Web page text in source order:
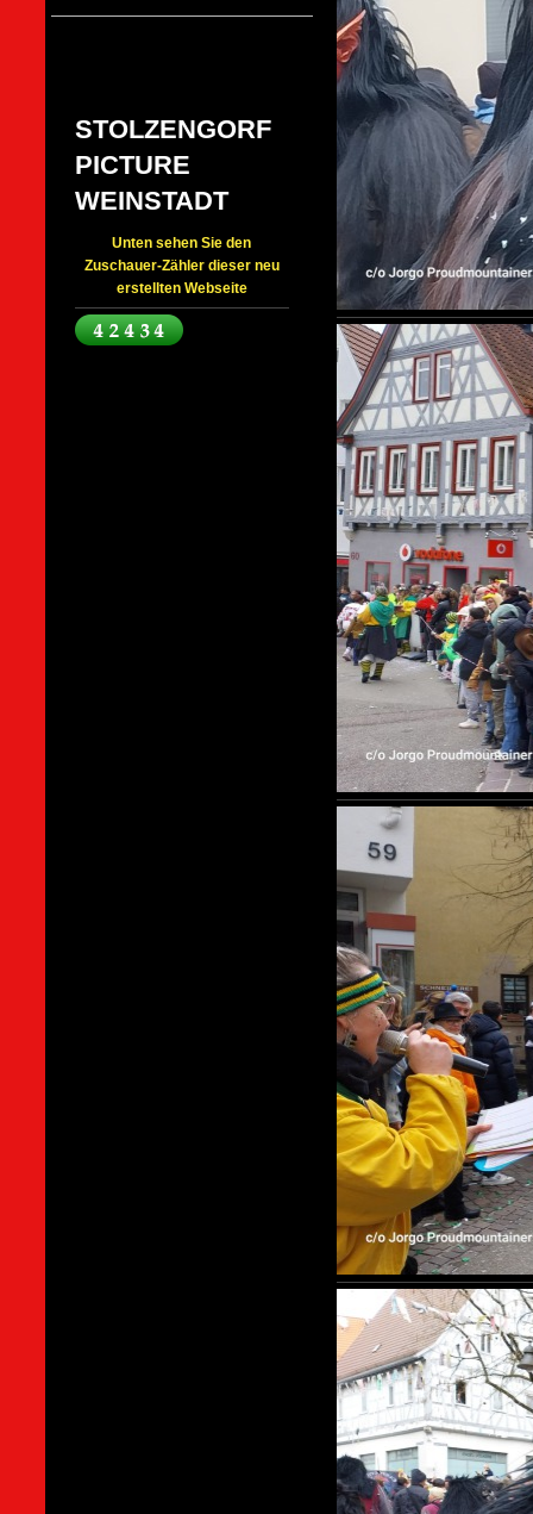
STOLZENGORF
PICTURE
WEINSTADT
Unten sehen Sie den
Zuschauer-Zähler dieser neu
erstellten Webseite